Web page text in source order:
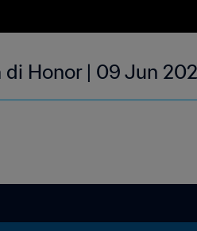
di Honor | 09 Jun